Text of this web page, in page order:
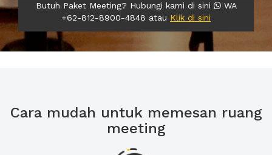
Butuh Paket Meeting? Hubungi kami di sini
WA
+62-812-8900-4848 atau Klik di sini
Cara mudah untuk memesan ruang
meeting